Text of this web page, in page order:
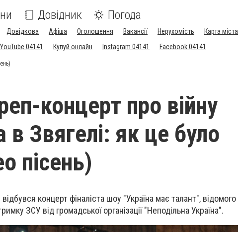
Довідник Погода
Довідкова Афіша Оголошення Вакансії Нерухомість
Карта міста
YouTube 04141 Купуй онлайн Instagram 04141 Facebook 04141
концерт про війну
в Звягелі: як це було
пісень)
концерт фіналіста шоу "Україна має талант", відомого
ЗСУ від громадської організації "Неподільна Україна".